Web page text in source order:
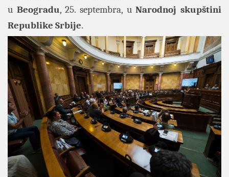
u Beogradu, 25. septembra, uNarodnoj skupštini
Republike Srbije.